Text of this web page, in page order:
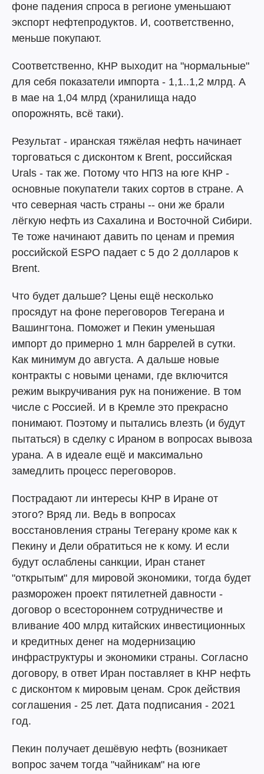
фоне падения спроса в регионе уменьшают
экспорт нефтепродуктов. И, соответственно,
меньше покупают.
Соответственно, КНР выходит на "нормальные"
для себя показатели импорта - 1,1..1,2 млрд. А
в мае на 1,04 млрд (хранилища надо
опорожнять, всё таки).
Результат - иранская тяжёлая нефть начинает
торговаться с дисконтом к Brent, российская
Urals - так же. Потому что НПЗ на юге КНР -
основные покупатели таких сортов в стране. А
что северная часть страны -- они же брали
лёгкую нефть из Сахалина и Восточной Сибири.
Те тоже начинают давить по ценам и премия
российской ESPO падает с 5 до 2 долларов к
Brent.
Что будет дальше? Цены ещё несколько
просядут на фоне переговоров Тегерана и
Вашингтона. Поможет и Пекин уменьшая
импорт до примерно 1 млн баррелей в сутки.
Как минимум до августа. А дальше новые
контракты с новыми ценами, где включится
режим выкручивания рук на понижение. В том
числе с Россией. И в Кремле это прекрасно
понимают. Поэтому и пытались влезть (и будут
пытаться) в сделку с Ираном в вопросах вывоза
урана. А в идеале ещё и максимально
замедлить процесс переговоров.
Пострадают ли интересы КНР в Иране от
этого? Вряд ли. Ведь в вопросах
восстановления страны Тегерану кроме как к
Пекину и Дели обратиться не к кому. И если
будут ослаблены санкции, Иран станет
"открытым" для мировой экономики, тогда будет
разморожен проект пятилетней давности -
договор о всестороннем сотрудничестве и
вливание 400 млрд китайских инвестиционных
и кредитных денег на модернизацию
инфраструктуры и экономики страны. Согласно
договору, в ответ Иран поставляет в КНР нефть
с дисконтом к мировым ценам. Срок действия
соглашения - 25 лет. Дата подписания - 2021
год.
Пекин получает дешёвую нефть (возникает
вопрос зачем тогда "чайникам" на юге